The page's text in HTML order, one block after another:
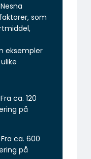
som
eksempler
Fra ca. 120
på
Fra ca. 600
på